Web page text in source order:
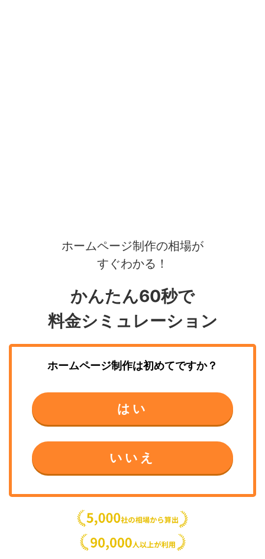
ホームページ制作の相場が
すぐわかる！
かんたん60秒で
料金シミュレーション
ホームページ制作は初めてですか？
はい
いいえ